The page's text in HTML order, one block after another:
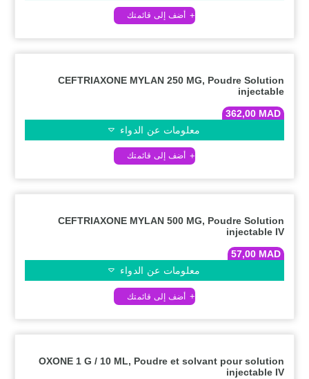
CEFTRIAXONE MYLAN 250 MG, Poudre Solution
injectable
362,00 MAD
معلومات عن الدواء
CEFTRIAXONE MYLAN 500 MG, Poudre Solution
injectable IV
57,00 MAD
معلومات عن الدواء
OXONE 1 G / 10 ML, Poudre et solvant pour solution
injectable IV